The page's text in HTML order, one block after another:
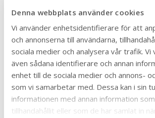
Denna webbplats använder cookies
Vi använder enhetsidentifierare för att
och annonserna till användarna,
sociala medier och analysera vår trafik.
även sådana identifierare och annan
enhet till de sociala medier och annons-
som vi samarbetar med. Dessa kan i sin
informationen med annan information
tillhandahållit eller som de har samlat in
Kontakta oss
Välkommen att kontakta oss och
ditt besök på Arbetslivscentrum i
Arbetslivscentrum (ALC)
Postadress:Fiskaregatan 4, 386
Mörbylånga